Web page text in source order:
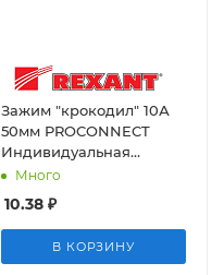
Зажим "крокодил" 10А
50мм PROCONNECT
Индивидуальная
упаковка 2 шт Rexant
Много
10.38 ₽
В КОРЗИНУ